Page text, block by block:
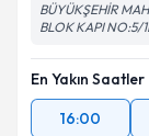
BÜYÜKŞEHİR
BLOK KAPI NO:5/
En Yakın Saatler
16:00